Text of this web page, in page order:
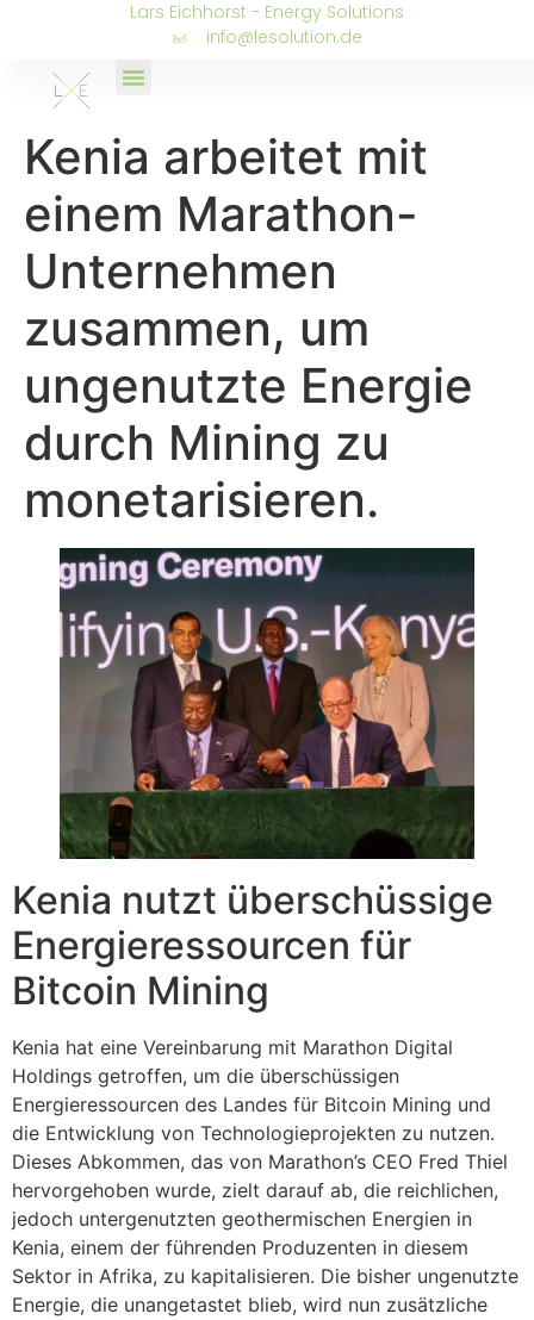
Lars Eichhorst - Energy Solutions
info@lesolution.de
Kenia arbeitet mit
einem Marathon-
Unternehmen
zusammen, um
ungenutzte Energie
durch Mining zu
monetarisieren.
Kenia nutzt überschüssige
Energieressourcen für
Bitcoin Mining
Kenia hat eine Vereinbarung mit Marathon Digital
Holdings getroffen, um die überschüssigen
Energieressourcen des Landes für Bitcoin Mining und
die Entwicklung von Technologieprojekten zu nutzen.
Dieses Abkommen, das von Marathon’s CEO Fred Thiel
hervorgehoben wurde, zielt darauf ab, die reichlichen,
jedoch untergenutzten geothermischen Energien in
Kenia, einem der führenden Produzenten in diesem
Sektor in Afrika, zu kapitalisieren. Die bisher ungenutzte
Energie, die unangetastet blieb, wird nun zusätzliche